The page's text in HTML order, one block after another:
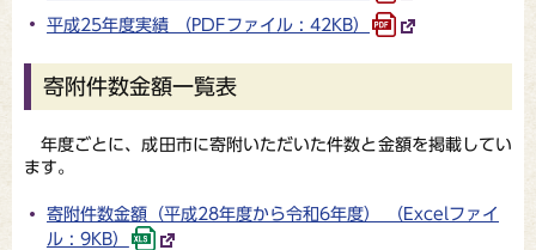
平成25年度実績 （PDFファイル : 42KB）
寄附件数金額一覧表
年度ごとに、成田市に寄附いただいた件数と金額を掲載してい
ます。
寄附件数金額（平成28年度から令和6年度） （Excelファイ
ル : 9KB）